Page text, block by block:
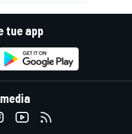
tue app